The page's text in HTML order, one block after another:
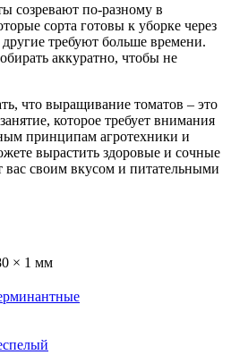
созревают по-разному в
сорта готовы к уборке через
требуют больше времени.
аккуратно, чтобы не
что выращивание томатов – это
которое требует внимания
принципам агротехники и
вырастить здоровые и сочные
своим вкусом и питательными
× 1 мм